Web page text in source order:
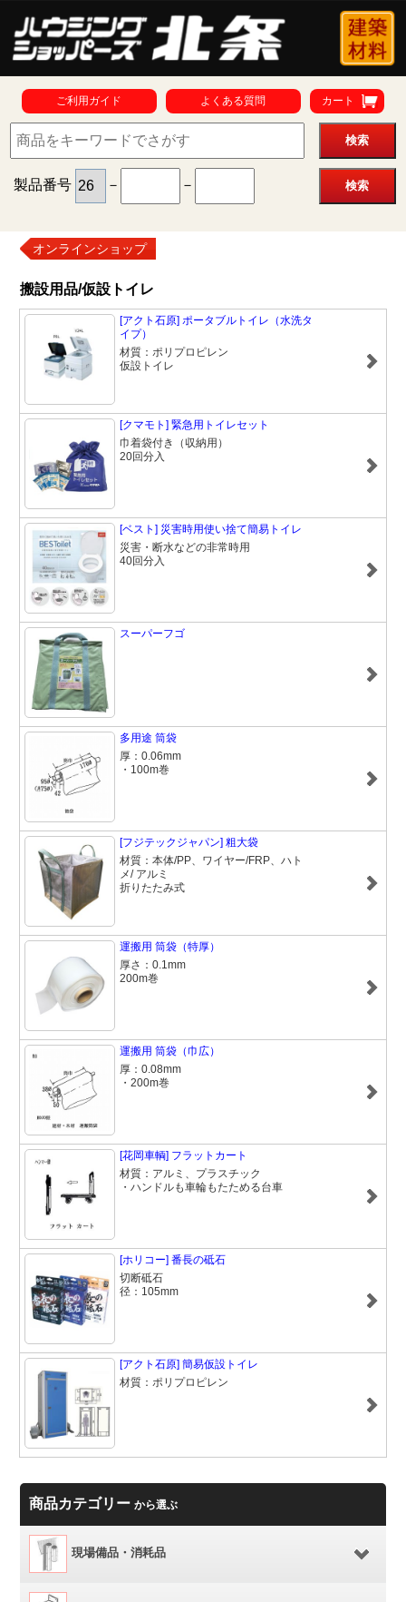
ご利用ガイド よくある質問 カート
製品番号 － －
オンラインショップ
搬設用品/仮設トイレ
[アクト石原] ポータブルトイレ（水洗タ
イプ）
材質：ポリプロピレン
仮設トイレ
[クマモト] 緊急用トイレセット
巾着袋付き（収納用）
20回分入
[ベスト] 災害時用使い捨て簡易トイレ
災害・断水などの非常時用
40回分入
スーパーフゴ
多用途 筒袋
厚：0.06mm
・100m巻
[フジテックジャパン] 粗大袋
材質：本体/PP、ワイヤー/FRP、ハト
メ/ アルミ
折りたたみ式
運搬用 筒袋（特厚）
厚さ：0.1mm
200m巻
運搬用 筒袋（巾広）
厚：0.08mm
・200m巻
[花岡車輌] フラットカート
材質：アルミ、プラスチック
・ハンドルも車輪もたためる台車
[ホリコー] 番長の砥石
切断砥石
径：105mm
[アクト石原] 簡易仮設トイレ
材質：ポリプロピレン
商品カテゴリーから選ぶ
現場備品・消耗品